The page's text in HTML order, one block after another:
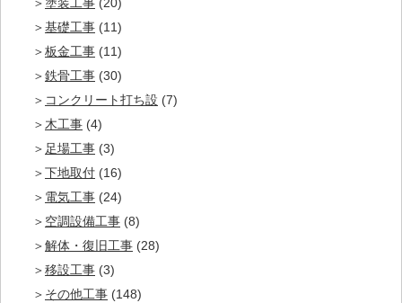
塗装工事 (20)
基礎工事 (11)
板金工事 (11)
鉄骨工事 (30)
コンクリート打ち設 (7)
木工事 (4)
足場工事 (3)
下地取付 (16)
電気工事 (24)
空調設備工事 (8)
解体・復旧工事 (28)
移設工事 (3)
その他工事 (148)